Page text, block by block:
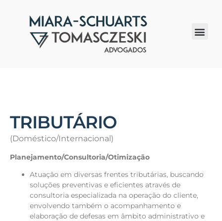
TRIBUTÁRIO
(Doméstico/Internacional)
Planejamento/Consultoria/Otimização
Atuação em diversas frentes tributárias, buscando
soluções preventivas e eficientes através de
consultoria especializada na operação do cliente,
envolvendo também o acompanhamento e
elaboração de defesas em âmbito administrativo e